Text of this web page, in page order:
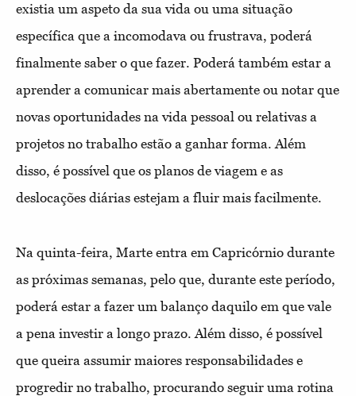
existia um aspeto da sua vida ou uma situação
específica que a incomodava ou frustrava, poderá
finalmente saber o que fazer. Poderá também estar a
aprender a comunicar mais abertamente ou notar que
novas oportunidades na vida pessoal ou relativas a
projetos no trabalho estão a ganhar forma. Além
disso, é possível que os planos de viagem e as
deslocações diárias estejam a fluir mais facilmente.
Na quinta-feira, Marte entra em Capricórnio durante
as próximas semanas, pelo que, durante este período,
poderá estar a fazer um balanço daquilo em que vale
a pena investir a longo prazo. Além disso, é possível
que queira assumir maiores responsabilidades e
progredir no trabalho, procurando seguir uma rotina